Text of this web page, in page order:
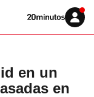
Volver
Iniciar
sesión
en un
en